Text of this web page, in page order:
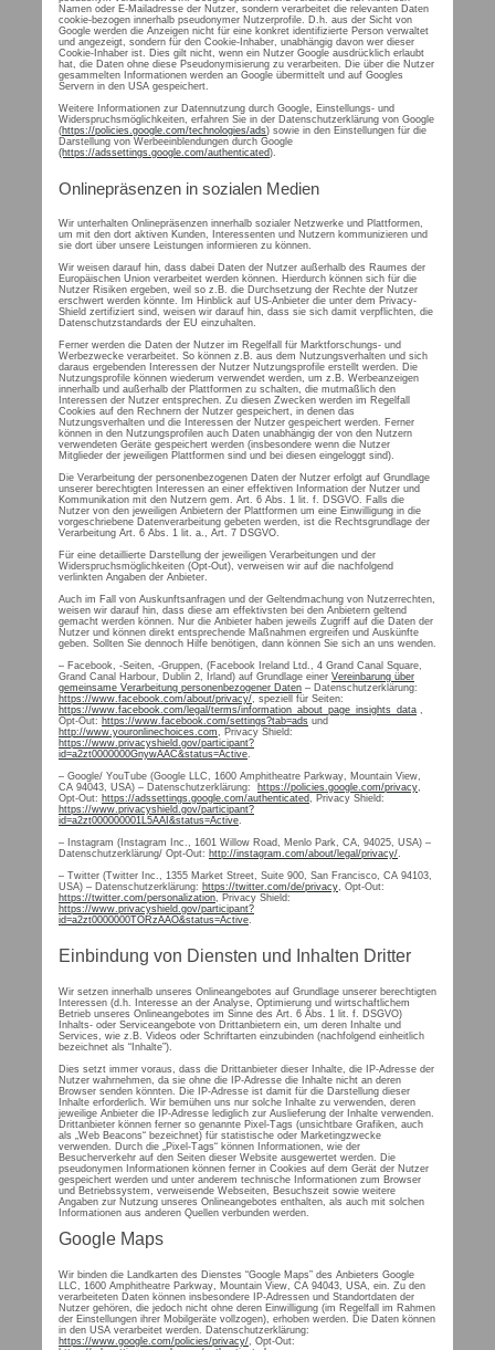
Namen oder E-Mailadresse der Nutzer, sondern verarbeitet die relevanten Daten
cookie-bezogen innerhalb pseudonymer Nutzerprofile. D.h. aus der Sicht von
Google werden die Anzeigen nicht für eine konkret identifizierte Person verwaltet
und angezeigt, sondern für den Cookie-Inhaber, unabhängig davon wer dieser
Cookie-Inhaber ist. Dies gilt nicht, wenn ein Nutzer Google ausdrücklich erlaubt
hat, die Daten ohne diese Pseudonymisierung zu verarbeiten. Die über die Nutzer
gesammelten Informationen werden an Google übermittelt und auf Googles
Servern in den USA gespeichert.
Weitere Informationen zur Datennutzung durch Google, Einstellungs- und
Widerspruchsmöglichkeiten, erfahren Sie in der Datenschutzerklärung von Google
(https://policies.google.com/technologies/ads) sowie in den Einstellungen für die
Darstellung von Werbeeinblendungen durch Google
(https://adssettings.google.com/authenticated).
Onlinepräsenzen in sozialen Medien
Wir unterhalten Onlinepräsenzen innerhalb sozialer Netzwerke und Plattformen,
um mit den dort aktiven Kunden, Interessenten und Nutzern kommunizieren und
sie dort über unsere Leistungen informieren zu können.
Wir weisen darauf hin, dass dabei Daten der Nutzer außerhalb des Raumes der
Europäischen Union verarbeitet werden können. Hierdurch können sich für die
Nutzer Risiken ergeben, weil so z.B. die Durchsetzung der Rechte der Nutzer
erschwert werden könnte. Im Hinblick auf US-Anbieter die unter dem Privacy-
Shield zertifiziert sind, weisen wir darauf hin, dass sie sich damit verpflichten, die
Datenschutzstandards der EU einzuhalten.
Ferner werden die Daten der Nutzer im Regelfall für Marktforschungs- und
Werbezwecke verarbeitet. So können z.B. aus dem Nutzungsverhalten und sich
daraus ergebenden Interessen der Nutzer Nutzungsprofile erstellt werden. Die
Nutzungsprofile können wiederum verwendet werden, um z.B. Werbeanzeigen
innerhalb und außerhalb der Plattformen zu schalten, die mutmaßlich den
Interessen der Nutzer entsprechen. Zu diesen Zwecken werden im Regelfall
Cookies auf den Rechnern der Nutzer gespeichert, in denen das
Nutzungsverhalten und die Interessen der Nutzer gespeichert werden. Ferner
können in den Nutzungsprofilen auch Daten unabhängig der von den Nutzern
verwendeten Geräte gespeichert werden (insbesondere wenn die Nutzer
Mitglieder der jeweiligen Plattformen sind und bei diesen eingeloggt sind).
Die Verarbeitung der personenbezogenen Daten der Nutzer erfolgt auf Grundlage
unserer berechtigten Interessen an einer effektiven Information der Nutzer und
Kommunikation mit den Nutzern gem. Art. 6 Abs. 1 lit. f. DSGVO. Falls die
Nutzer von den jeweiligen Anbietern der Plattformen um eine Einwilligung in die
vorgeschriebene Datenverarbeitung gebeten werden, ist die Rechtsgrundlage der
Verarbeitung Art. 6 Abs. 1 lit. a., Art. 7 DSGVO.
Für eine detaillierte Darstellung der jeweiligen Verarbeitungen und der
Widerspruchsmöglichkeiten (Opt-Out), verweisen wir auf die nachfolgend
verlinkten Angaben der Anbieter.
Auch im Fall von Auskunftsanfragen und der Geltendmachung von Nutzerrechten,
weisen wir darauf hin, dass diese am effektivsten bei den Anbietern geltend
gemacht werden können. Nur die Anbieter haben jeweils Zugriff auf die Daten der
Nutzer und können direkt entsprechende Maßnahmen ergreifen und Auskünfte
geben. Sollten Sie dennoch Hilfe benötigen, dann können Sie sich an uns wenden.
– Facebook, -Seiten, -Gruppen, (Facebook Ireland Ltd., 4 Grand Canal Square,
Grand Canal Harbour, Dublin 2, Irland) auf Grundlage einer Vereinbarung über
gemeinsame Verarbeitung personenbezogener Daten – Datenschutzerklärung:
https://www.facebook.com/about/privacy/, speziell für Seiten:
https://www.facebook.com/legal/terms/information_about_page_insights_data ,
Opt-Out: https://www.facebook.com/settings?tab=ads und
http://www.youronlinechoices.com, Privacy Shield:
https://www.privacyshield.gov/participant?
id=a2zt0000000GnywAAC&status=Active.
– Google/ YouTube (Google LLC, 1600 Amphitheatre Parkway, Mountain View,
CA 94043, USA) – Datenschutzerklärung: https://policies.google.com/privacy,
Opt-Out: https://adssettings.google.com/authenticated, Privacy Shield:
https://www.privacyshield.gov/participant?
id=a2zt000000001L5AAI&status=Active.
– Instagram (Instagram Inc., 1601 Willow Road, Menlo Park, CA, 94025, USA) –
Datenschutzerklärung/ Opt-Out: http://instagram.com/about/legal/privacy/.
– Twitter (Twitter Inc., 1355 Market Street, Suite 900, San Francisco, CA 94103,
USA) – Datenschutzerklärung: https://twitter.com/de/privacy, Opt-Out:
https://twitter.com/personalization, Privacy Shield:
https://www.privacyshield.gov/participant?
id=a2zt0000000TORzAAO&status=Active.
Einbindung von Diensten und Inhalten Dritter
Wir setzen innerhalb unseres Onlineangebotes auf Grundlage unserer berechtigten
Interessen (d.h. Interesse an der Analyse, Optimierung und wirtschaftlichem
Betrieb unseres Onlineangebotes im Sinne des Art. 6 Abs. 1 lit. f. DSGVO)
Inhalts- oder Serviceangebote von Drittanbietern ein, um deren Inhalte und
Services, wie z.B. Videos oder Schriftarten einzubinden (nachfolgend einheitlich
bezeichnet als “Inhalte”).
Dies setzt immer voraus, dass die Drittanbieter dieser Inhalte, die IP-Adresse der
Nutzer wahrnehmen, da sie ohne die IP-Adresse die Inhalte nicht an deren
Browser senden könnten. Die IP-Adresse ist damit für die Darstellung dieser
Inhalte erforderlich. Wir bemühen uns nur solche Inhalte zu verwenden, deren
jeweilige Anbieter die IP-Adresse lediglich zur Auslieferung der Inhalte verwenden.
Drittanbieter können ferner so genannte Pixel-Tags (unsichtbare Grafiken, auch
als „Web Beacons“ bezeichnet) für statistische oder Marketingzwecke
verwenden. Durch die „Pixel-Tags“ können Informationen, wie der
Besucherverkehr auf den Seiten dieser Website ausgewertet werden. Die
pseudonymen Informationen können ferner in Cookies auf dem Gerät der Nutzer
gespeichert werden und unter anderem technische Informationen zum Browser
und Betriebssystem, verweisende Webseiten, Besuchszeit sowie weitere
Angaben zur Nutzung unseres Onlineangebotes enthalten, als auch mit solchen
Informationen aus anderen Quellen verbunden werden.
Google Maps
Wir binden die Landkarten des Dienstes “Google Maps” des Anbieters Google
LLC, 1600 Amphitheatre Parkway, Mountain View, CA 94043, USA, ein. Zu den
verarbeiteten Daten können insbesondere IP-Adressen und Standortdaten der
Nutzer gehören, die jedoch nicht ohne deren Einwilligung (im Regelfall im Rahmen
der Einstellungen ihrer Mobilgeräte vollzogen), erhoben werden. Die Daten können
in den USA verarbeitet werden. Datenschutzerklärung:
https://www.google.com/policies/privacy/, Opt-Out: